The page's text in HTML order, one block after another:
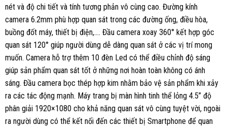
nét và độ chi tiết và tính tương phản vô cùng cao. Đường kính
camera 6.2mm phù hợp quan sát trong các đường ống, điều hòa,
buồng đốt máy, thiết bị điện,…. Đầu camera xoay 360° kết hợp góc
quan sát 120° giúp người dùng dễ dàng quan sát ở các vị trí mong
muốn. Camera hỗ trợ thêm 10 đèn Led có thể điều chỉnh độ sáng
giúp sản phẩm quan sát tốt ở những nơi hoàn toàn không có ánh
sáng. Đầu camera bọc thép hợp kim nhằm bảo vệ sản phẩm khi xảy
ra các tác động mạnh. Máy trang bị màn hình tinh thể lỏng 4.5” độ
phân giải 1920×1080 cho khả năng quan sát vô cùng tuyệt vời, ngoài
ra người dùng có thể kết nối đến các thiết bị Smartphone để quan